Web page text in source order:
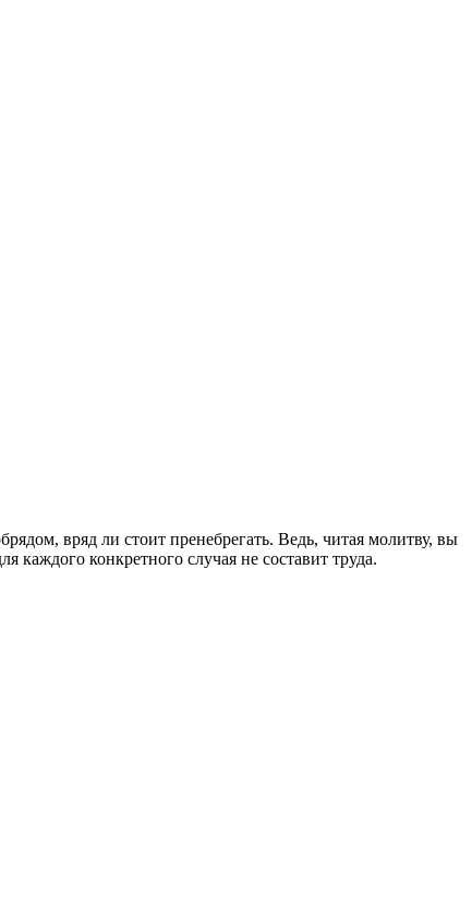
вряд ли стоит пренебрегать. Ведь, читая молитву, вы
конкретного случая не составит труда.